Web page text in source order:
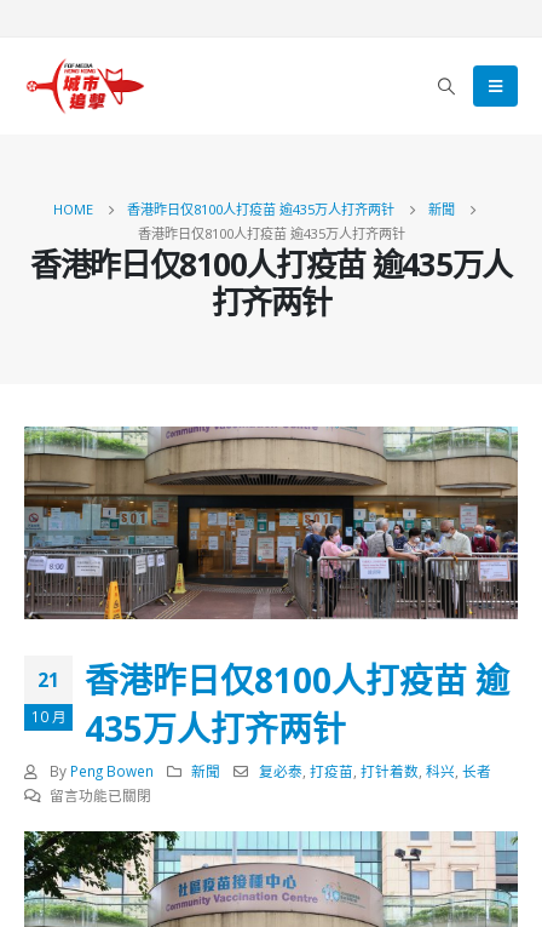
HOME 香港昨日仅8100人打疫苗 逾435万人打齐两针
新聞
香港昨日仅8100人打疫苗 逾435万人打齐两针
香港昨日仅8100人打疫苗 逾435万人
打齐两针
21
10 月
香港昨日仅8100人打疫苗 逾
435万人打齐两针
By Peng Bowen 新聞 复必泰,打疫苗,打针着数,科兴,长者
在
港
昨
日
仅
留言功能已關閉